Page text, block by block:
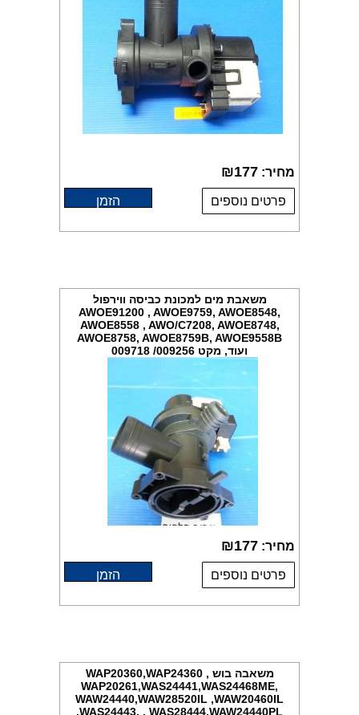
מחיר: ₪177
פרטים נוספים הזמן
משאבת מים למכונת כביסה ווירפול
AWOE91200 , AWOE9759, AWOE8548,
AWOE8558 , AWO/C7208, AWOE8748,
AWOE8758, AWOE8759B, AWOE9558B
ועוד, מקט 009256/ 009718
מחיר: ₪177
פרטים נוספים הזמן
משאבה בוש WAP20360,WAP24360 ,
WAP20261,WAS24441,WAS24468ME,
WAW24440,WAW28520IL ,WAW20460IL
,WAS24443, , WAS28444,WAW24440PL